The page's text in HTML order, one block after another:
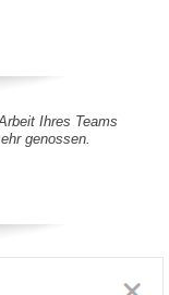
Ihres Teams
genossen.
to stay at your